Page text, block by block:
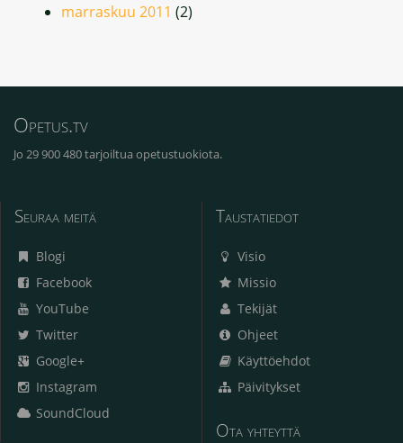
marraskuu 2011 (2)
Opetus.tv
Jo 29 900 480 tarjoiltua opetustuokiota.
Seuraa meitä
Blogi
Facebook
YouTube
Twitter
Google+
Instagram
SoundCloud
Taustatiedot
Visio
Missio
Tekijät
Ohjeet
Käyttöehdot
Päivitykset
Ota yhteyttä